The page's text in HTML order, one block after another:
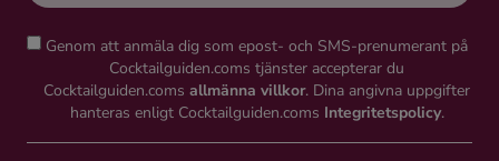
Genom att anmäla dig som epost- och SMS-prenumerant på
Cocktailguiden.coms tjänster accepterar du
Cocktailguiden.coms allmänna villkor. Dina angivna uppgifter
hanteras enligt Cocktailguiden.coms Integritetspolicy.